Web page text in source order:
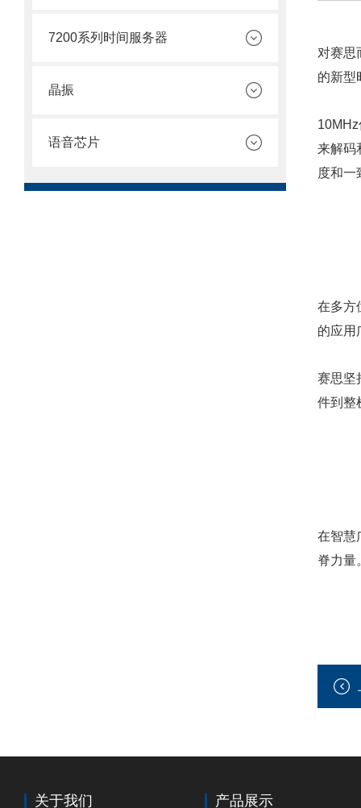
7200系列时间服务器
晶振
语音芯片
对赛思
的新型
来解码
度和一
在多方
的应用
赛思坚
件到整
在智慧
脊力量
关于我们 产品展示